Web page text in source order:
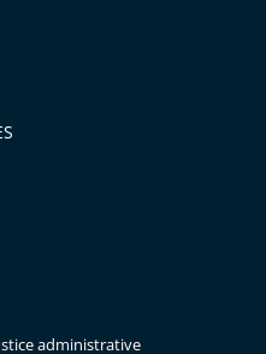
administrative